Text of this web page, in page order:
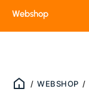
Webshop
/ WEBSHOP /